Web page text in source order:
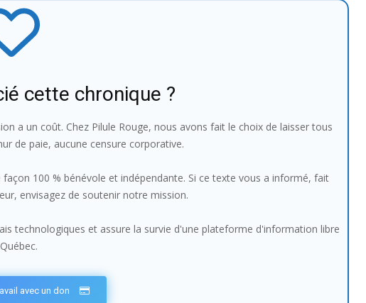
cette chronique ?
a un coût. Chez Pilule Rouge, nous avons fait le choix de laisser tous
de paie, aucune censure corporative.
100 % bénévole et indépendante. Si ce texte vous a informé, fait
envisagez de soutenir notre mission.
technologiques et assure la survie d'une plateforme d'information libre
avec un don